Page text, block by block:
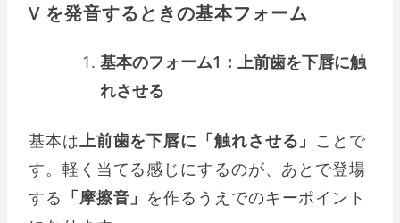
V を発音するときの基本フォーム
基本のフォーム1：上前歯を下唇に触
れさせる
基本は上前歯を下唇に「触れさせる」 ことで
す。軽く当てる感じにするのが、あとで登場
する 「摩擦音」 を作るうえでのキーポイント